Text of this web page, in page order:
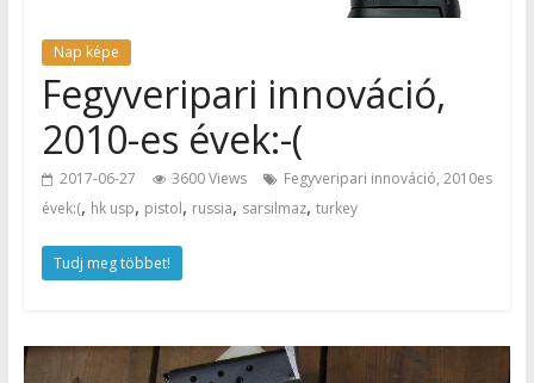
Nap képe
Fegyveripari innováció,
2010-es évek:-(
2017-06-27 3600 Views
Fegyveripari innováció, 2010es
évek:(, hk usp, pistol, russia, sarsilmaz, turkey
Tudj meg többet!